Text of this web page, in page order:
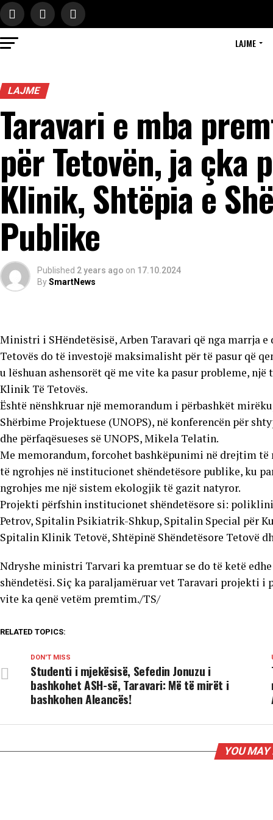
LAJME
LAJME
Taravari e mba
për Tetovën, ja çka
Klinik, Shtëpia e
Publike
Published 2 years ago on 17.10.2024
BySmartNews
Ministri i SHëndetësisë, Arben Taravari që nga marrja
Tetovës do të investojë maksimalisht për të pasur që
u lëshuan ashensorët që me vite ka pasur probleme,
Klinik Të Tetovës.
Është nënshkruar një memorandum i përbashkët
Shërbime Projektuese (UNOPS), në konferencën për
dhe përfaqësueses së UNOPS, Mikela Telatin.
Me memorandum, forcohet bashkëpunimi në drejtim
të ngrohjes në institucionet shëndetësore publike, ku
ngrohjes me një sistem ekologjik të gazit natyror.
Projekti përfshin institucionet shëndetësore si:
Petrov, Spitalin Psikiatrik-Shkup, Spitalin Special për
Spitalin Klinik Tetovë, Shtëpinë Shëndetësore Tetovë
Ndryshe ministri Tarvari ka premtuar se do të ketë
shëndetësi. Siç ka paraljamëruar vet Taravari projekti
vite ka qenë vetëm premtim./TS/
RELATED TOPICS:
DON'T MISS
Studenti i mjekësisë, Sefedin Jonuzu i
bashkohet ASH-së, Taravari: Më të mirët i
bashkohen Aleancës!
YOU